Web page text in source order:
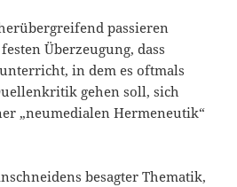
passieren
Überzeugung, dass
in dem es oftmals
gehen soll, sich
„neumedialen Hermeneutik“
besagter Thematik,